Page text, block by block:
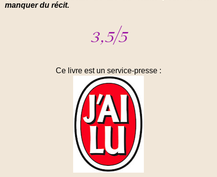
manquer du récit.
Ce livre est un service-presse :